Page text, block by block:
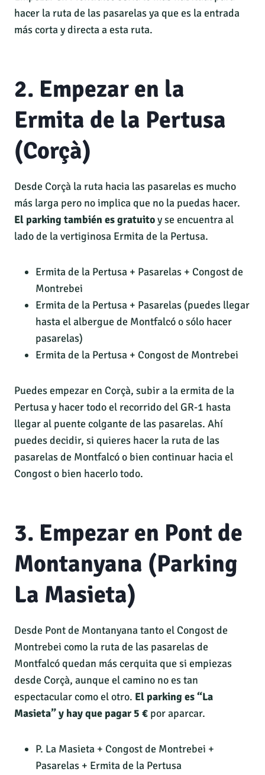
hacer la ruta de las pasarelas ya que es la entrada
más corta y directa a esta ruta.
2. Empezar en la
Ermita de la Pertusa
(Corçà)
Desde Corçà la ruta hacia las pasarelas es mucho
más larga pero no implica que no la puedas hacer.
El parking también es gratuitoy se encuentra al
lado de la vertiginosa Ermita de la Pertusa.
Ermita de la Pertusa + Pasarelas + Congost de
Montrebei
Ermita de la Pertusa + Pasarelas (puedes llegar
hasta el albergue de Montfalcó o sólo hacer
pasarelas)
Ermita de la Pertusa + Congost de Montrebei
Puedes empezar en Corçà, subir a la ermita de la
Pertusa y hacer todo el recorrido del GR-1 hasta
llegar al puente colgante de las pasarelas. Ahí
puedes decidir, si quieres hacer la ruta de las
pasarelas de Montfalcó o bien continuar hacia el
Congost o bien hacerlo todo.
3. Empezar en Pont de
Montanyana (Parking
La Masieta)
Desde Pont de Montanyana tanto el Congost de
Montrebei como la ruta de las pasarelas de
Montfalcó quedan más cerquita que si empiezas
desde Corçà, aunque el camino no es tan
espectacular como el otro. El parking es “La
Masieta” y hay que pagar 5 € por aparcar.
P. La Masieta + Congost de Montrebei +
Pasarelas + Ermita de la Pertusa